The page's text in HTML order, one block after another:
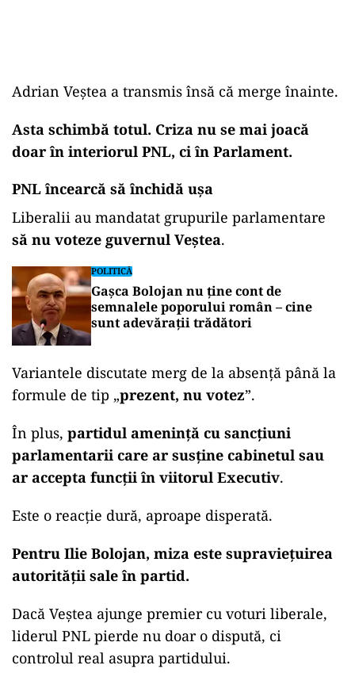
Adrian Veștea a transmis însă că merge înainte.
Asta schimbă totul. Criza nu se mai joacă
doar în interiorul PNL, ci în Parlament.
PNL încearcă să închidă ușa
Liberalii au mandatat grupurile parlamentare
să nu voteze guvernul Veștea.
POLITICĂ
Gașca Bolojan nu ține cont de
semnalele poporului român – cine
sunt adevărații trădători
Variantele discutate merg de la absență până la
formule de tip „prezent, nu votez”.
În plus, partidul amenință cu sancțiuni
parlamentarii care ar susține cabinetul sau
ar accepta funcții în viitorul Executiv.
Este o reacție dură, aproape disperată.
Pentru Ilie Bolojan, miza este supraviețuirea
autorității sale în partid.
Dacă Veștea ajunge premier cu voturi liberale,
liderul PNL pierde nu doar o dispută, ci
controlul real asupra partidului.